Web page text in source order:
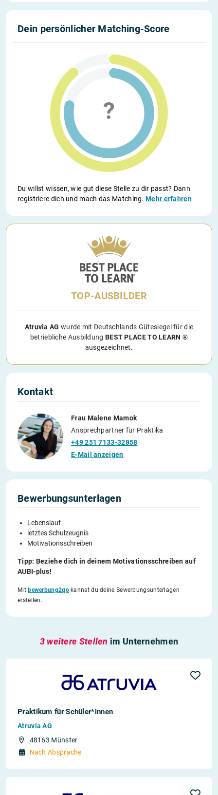
Dein persönlicher Matching-Score
Du willst wissen, wie gut diese Stelle zu dir passt? Dann
registriere dich und mach das Matching.Mehr erfahren
TOP-AUSBILDER
Atruvia AG wurde mit Deutschlands Gütesiegel für die
betriebliche Ausbildung BEST PLACE TO LEARN ®
ausgezeichnet.
Kontakt
Frau Malene Mamok
Ansprechpartner für Praktika
+49 251 7133-32858
E-Mail anzeigen
Bewerbungsunterlagen
Lebenslauf
letztes Schulzeugnis
Motivationsschreiben
Tipp: Beziehe dich in deinem Motivationsschreiben auf
AUBI-plus!
Mitbewerbung2gokannst du deine Bewerbungsunterlagen
erstellen.
3 weitere Stellen im Unternehmen
Praktikum für Schüler*innen
Atruvia AG
48163 Münster
Nach Absprache